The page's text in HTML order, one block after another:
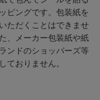
ピングです。包装紙を
ただくことはできませ
、メーカー包装紙や紙
ンドのショッパーズ等
ておりません。